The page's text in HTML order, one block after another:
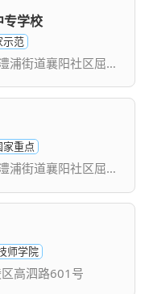
专学校
示范
地址：常德市澧县澧浦街道襄阳社区屈原路88号
家重点
地址：常德市澧县澧浦街道襄阳社区屈原路88号
师学院
高泗路601号